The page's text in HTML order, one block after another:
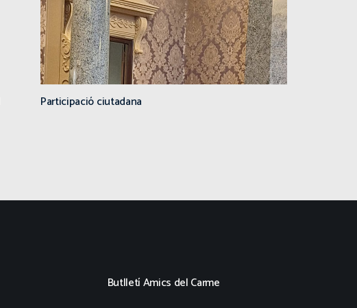
Participació ciutadana
Butlletí Amics del Carme